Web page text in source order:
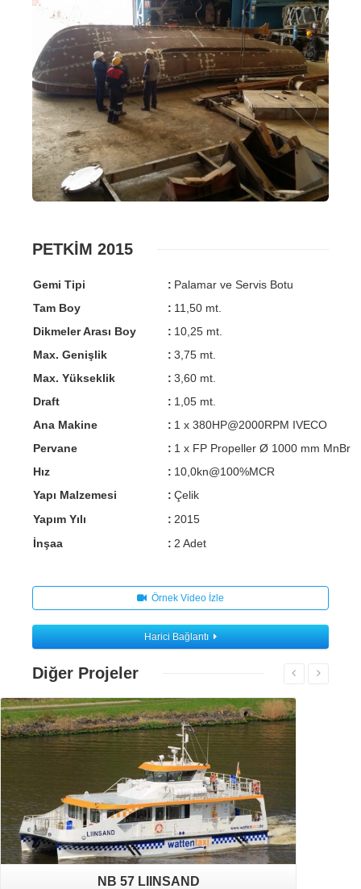
PETKİM 2015
Gemi Tipi : Palamar ve Servis Botu
Tam Boy
: 11,50 mt.
Dikmeler Arası Boy
: 10,25 mt.
Max. Genişlik
: 3,75 mt.
Max. Yükseklik
: 3,60 mt.
Draft
: 1,05 mt.
Ana Makine
: 1 x 380HP@2000RPM IVECO
Pervane
: 1 x FP Propeller Ø 1000 mm MnBr
Hız
: 10,0kn@100%MCR
Yapı Malzemesi
: Çelik
Yapım Yılı
: 2015
İnşaa
: 2 Adet
Örnek Video İzle
Harici Bağlantı
Diğer Projeler
NB 57 LIINSAND